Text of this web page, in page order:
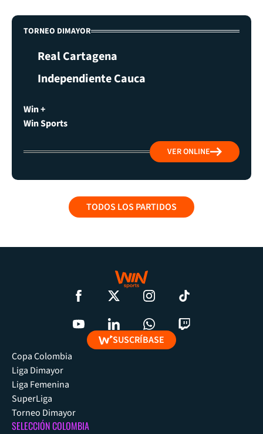
TORNEO DIMAYOR
Real Cartagena
Independiente Cauca
Win +
Win Sports
VER ONLINE
TODOS LOS PARTIDOS
SUSCRÍBASE
Copa Colombia
Liga Dimayor
Liga Femenina
SuperLiga
Torneo Dimayor
SELECCIÓN COLOMBIA